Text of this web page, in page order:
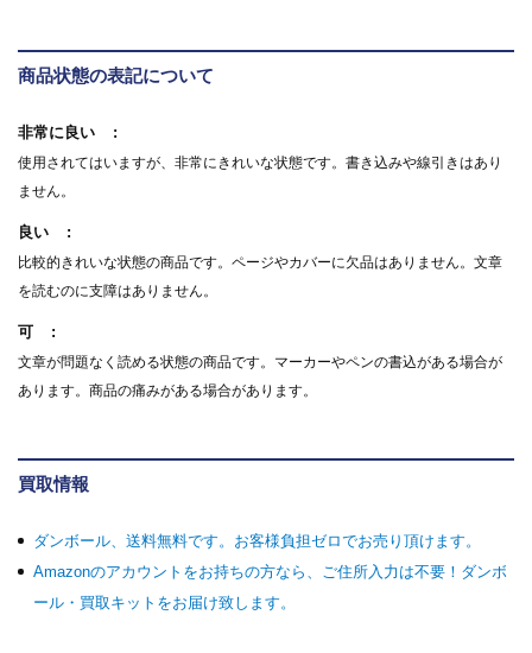
商品状態の表記について
非常に良い
使用されてはいますが、非常にきれいな状態です。書き込みや線引きはあり
ません。
良い
比較的きれいな状態の商品です。ページやカバーに欠品はありません。文章
を読むのに支障はありません。
可
文章が問題なく読める状態の商品です。マーカーやペンの書込がある場合が
あります。商品の痛みがある場合があります。
買取情報
ダンボール、送料無料です。お客様負担ゼロでお売り頂けます。
Amazonのアカウントをお持ちの方なら、ご住所入力は不要！ダンボ
ール・買取キットをお届け致します。